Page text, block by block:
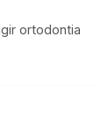
ortodontia